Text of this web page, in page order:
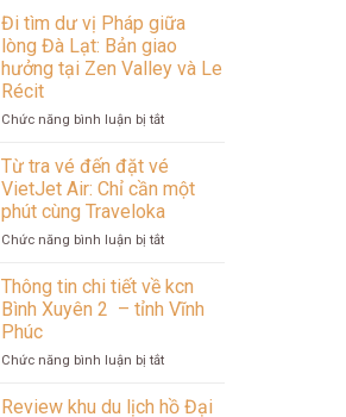
Đi tìm dư vị Pháp giữa
lòng Đà Lạt: Bản giao
hưởng tại Zen Valley và Le
Récit
Chức năng bình luận bị tắtở
tìm
vị
Pháp
giữa
Đà
Lạt:
hưởng
Zen
Từ tra vé đến đặt vé
VietJet Air: Chỉ cần một
phút cùng Traveloka
Chức năng bình luận bị tắtở
tra
vé
đến
vé
Air:
Thông tin chi tiết về kcn
Bình Xuyên 2 – tỉnh Vĩnh
Phúc
Chức năng bình luận bị tắtở
tin
Review khu du lịch hồ Đại